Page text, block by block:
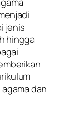
jenis
hingga
dan